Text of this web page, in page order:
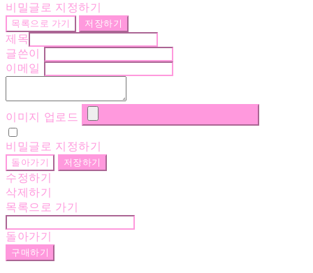
비밀글로 지정하기
목록으로 가기 저장하기
제목
글쓴이
이메일
이미지 업로드
비밀글로 지정하기
돌아가기 저장하기
수정하기
삭제하기
목록으로 가기
돌아가기
구매하기